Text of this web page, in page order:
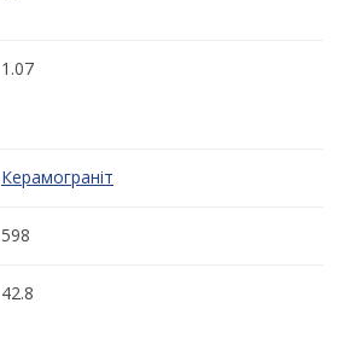
1.07
Керамограніт
598
42.8